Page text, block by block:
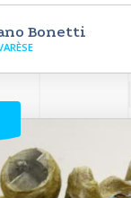
Bonetti